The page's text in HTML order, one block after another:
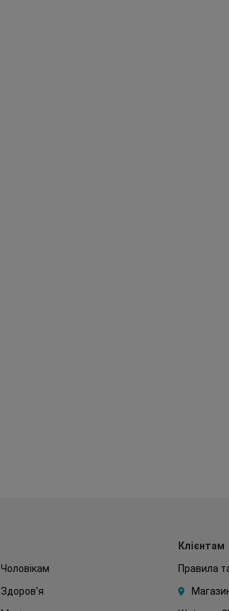
Чоловікам
Здоров'я
Клієнтам
Правила